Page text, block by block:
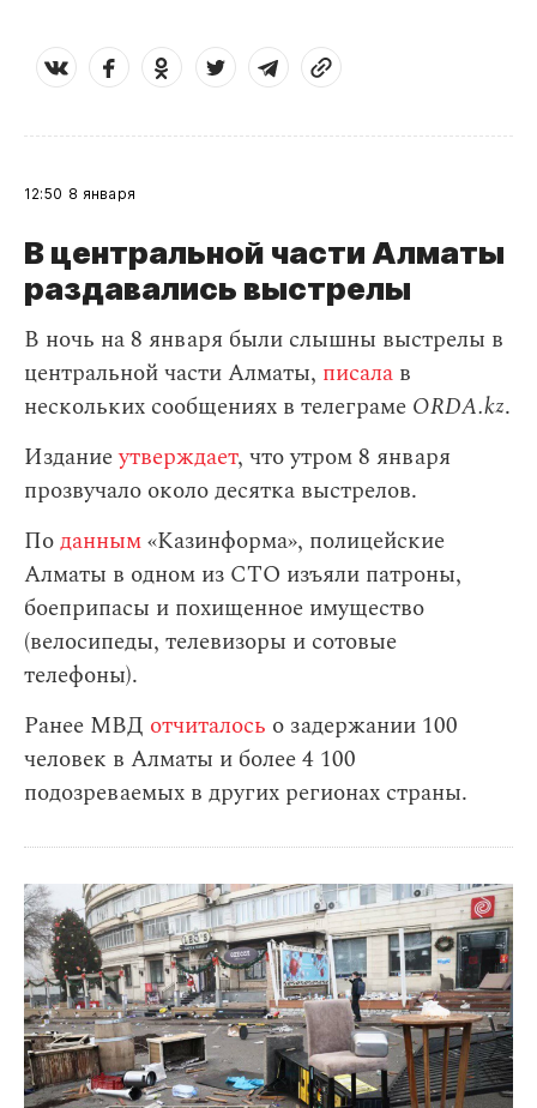
12:50 8 января
В центральной части Алматы
раздавались выстрелы
В ночь на 8 января были слышны выстрелы в
центральной части Алматы, писала в
нескольких сообщениях в телеграме ORDA.kz.
Изданиеутверждает, что утром 8 января
прозвучало около десятка выстрелов.
Поданным«Казинформа», полицейские
Алматы в одном из СТО изъяли патроны,
боеприпасы и похищенное имущество
(велосипеды, телевизоры и сотовые
телефоны).
Ранее МВД отчиталось о задержании 100
человек в Алматы и более 4 100
подозреваемых в других регионах страны.